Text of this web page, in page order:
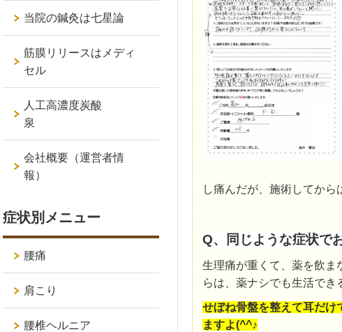
し痛んだが、施術してから
Q、同じような症状で
生理痛が重くて、薬を飲ま
らは、薬ナシでも生活でき
せぼね骨盤を整えて耳だけ
ますよ(^^♪
当院の鍼灸は七星論
筋膜リリースはメディ
セル
人工高濃度炭酸
泉
会社概要（運営者情
報）
症状別メニュー
腰痛
肩こり
腰椎ヘルニア